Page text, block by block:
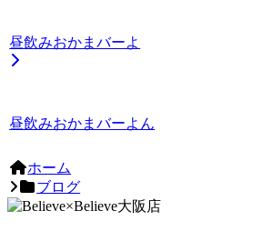
昼飲みおかまバーよ
昼飲みおかまバーよん
ホーム
ブログ